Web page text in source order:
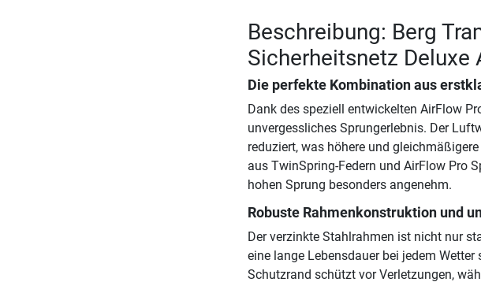
Beschreibung: Berg
Sicherheitsnetz Deluxe
Die perfekte Kombination aus
Dank des speziell entwickelten AirFlow
unvergessliches Sprungerlebnis. Der
reduziert, was höhere und
aus TwinSpring-Federn und AirFlow Pro
hohen Sprung besonders angenehm.
Robuste Rahmenkonstruktion und
Der verzinkte Stahlrahmen ist nicht nur
eine lange Lebensdauer bei jedem
Schutzrand schützt vor Verletzungen,